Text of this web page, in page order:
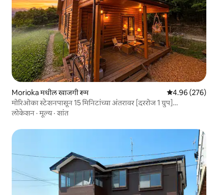
Morioka मधील खाजगी रूम 5 पैकी 4.96
4.96 (276)
मोरिओका स्टेशनपासून 15 मिनिटांच्या अंतरावर [दररोज 1 ग्रुप]
मोरिओकामधील सर्वात मजेदार लॉग हाऊस <FUMOTO> | 2 खोल्या 5
लोकेशन ·मूल्य·शांत